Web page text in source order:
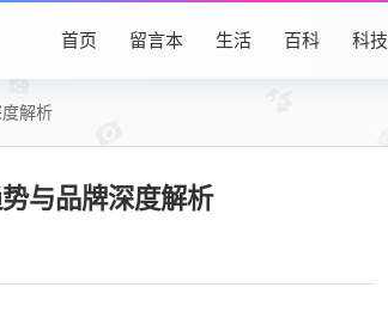
首页 留言本 生活 百科 科技
解析
与品牌深度解析